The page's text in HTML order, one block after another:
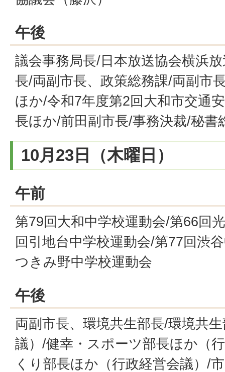
午後
議会事務局長/日本放送協会横浜
長/両副市長、政策総務課/両副市
ほか/令和7年度第2回大和市交通
長ほか/前田副市長/事務決裁/秘書
10月23日（木曜日）
午前
第79回大和中学校運動会/第66回
回引地台中学校運動会/第77回渋
つきみ野中学校運動会
午後
両副市長、環境共生部長/環境共
議）/健幸・スポーツ部長ほか（
くり部長ほか（行政経営会議）/